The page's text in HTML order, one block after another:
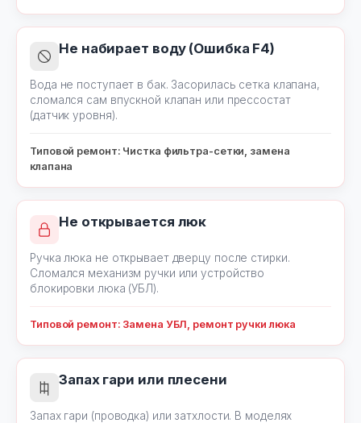
Не набирает воду (Ошибка F4)
Вода не поступает в бак. Засорилась сетка клапана,
сломался сам впускной клапан или прессостат
(датчик уровня).
Типовой ремонт: Чистка фильтра-сетки, замена
клапана
Не открывается люк
Ручка люка не открывает дверцу после стирки.
Сломался механизм ручки или устройство
блокировки люка (УБЛ).
Типовой ремонт: Замена УБЛ, ремонт ручки люка
Запах гари или плесени
Запах гари (проводка) или затхлости. В моделях